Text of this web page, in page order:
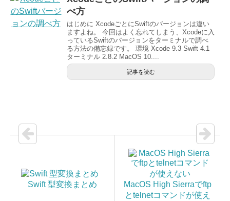
べ方
はじめに XcodeごとにSwiftのバージョンは違い
ますよね。 今回はよく忘れてしまう、Xcodeに入
っているSwiftのバージョンをターミナルで調べ
る方法の備忘録です。 環境 Xcode 9.3 Swift 4.1
ターミナル 2.8.2 MacOS 10....
記事を読む
Swift 型変換まとめ
MacOS High Sierraでftp
とtelnetコマンドが使え